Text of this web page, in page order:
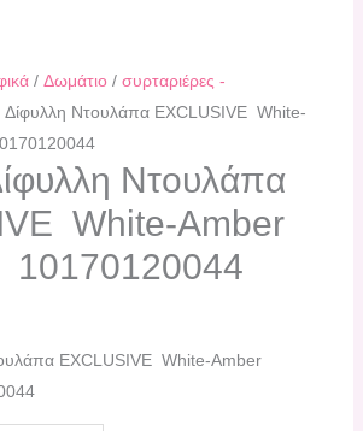
/ Δωμάτιο/ συρταριέρες -
Δίφυλλη Ντουλάπα EXCLUSIVE White-
Ντουλάπα
White-Amber
10170120044
EXCLUSIVE White-Amber